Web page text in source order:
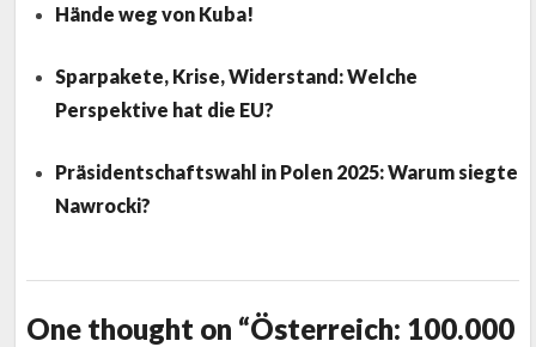
Hände weg von Kuba!
Sparpakete, Krise, Widerstand: Welche
Perspektive hat die EU?
Präsidentschaftswahl in Polen 2025: Warum siegte
Nawrocki?
One thought on “Österreich: 100.000